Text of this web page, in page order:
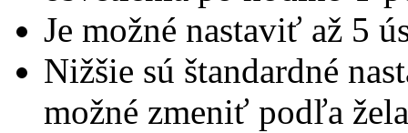
Je možné nastaviť až 5
Nižšie sú štandardné
možné zmeniť podľa